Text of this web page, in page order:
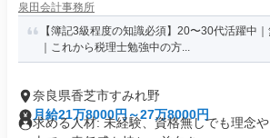
泉田会計事務所
【簿記3級程度の知識必須】20〜30代活躍中
｜これから税理士勉強中の方...
奈良県香芝市すみれ野
月給21万8000円～27万8000円
求める人材: 未経験、資格無しでも理念